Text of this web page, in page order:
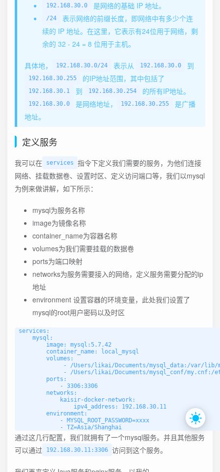
192.168.30.0 是网络的基础 IP 地址。
/24
表示网络的前缀长度，即网络中有多少个连
续的 IP 地址。在这里，它表示有24位用于网络，剩
余的 32 - 24 = 8 位用于主机。
具体地， 192.168.30.0/24 表示从 192.168.30.0 到
192.168.30.255 的IP地址范围，其中包括了
192.168.30.1 到 192.168.30.254 的所有IP地址。
192.168.30.0 是网络地址， 192.168.30.255
是广播
地址。
定义服务
我可以在 services
指令下定义我们需要的服务，为他们连接
网络、挂载数据卷、设置时区、定义访问端口等，我们以mysql
为例来做讲解，如下所示：
mysql为服务名称
image为镜像名称
container_name为容器名称
volumes为我们需要挂载的数据卷
ports为端口映射
networks为服务需要接入的网络，定义服务需要分配的ip
地址
environment 设置容器的环境变量，此处我们设置了
mysql的root用户密码以及时区
services:
    mysql:
        image: mysql:5.7.42
        container_name: local_mysql
        volumes:
- /Users/likai/Documents/mysql_data:/var/lib/
- /Users/likai/Documents/mysql_conf/my.cnf:/
        ports:
            - 3306:3306
        networks:
            kaisir-docker-network:
                ipv4_address: 192.168.30.11
        environment:
            - MYSQL_ROOT_PASSWORD=xxxx
通过这几行配置，我们就拥有了一个mysql服务。并且其他服务
可以通过
192.168.30.11:3306 访问到这个服务。